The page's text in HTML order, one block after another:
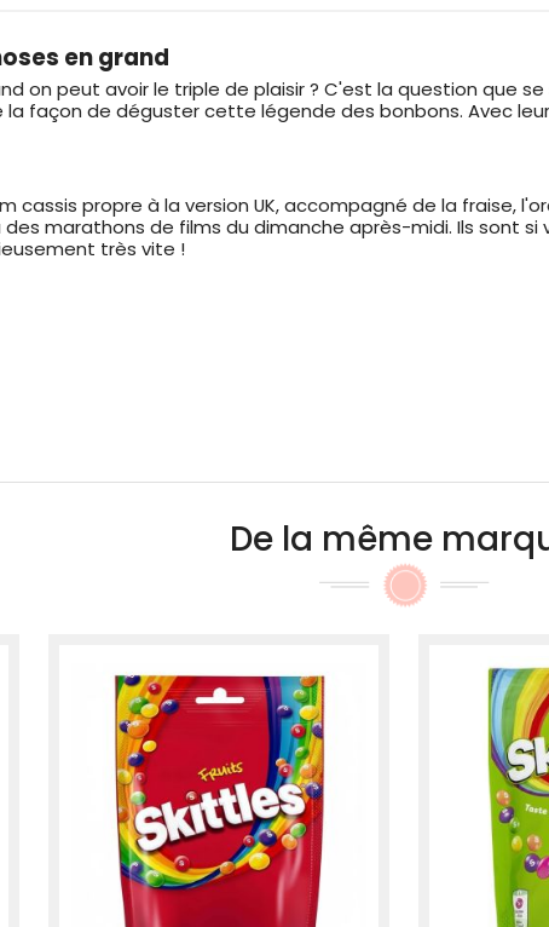
en grand
on peut avoir le triple de plaisir ? C'est la question que
façon de déguster cette légende des bonbons. Avec
cassis propre à la version UK, accompagné de la fraise,
marathons de films du dimanche après-midi. Ils sont
très vite !
De la même